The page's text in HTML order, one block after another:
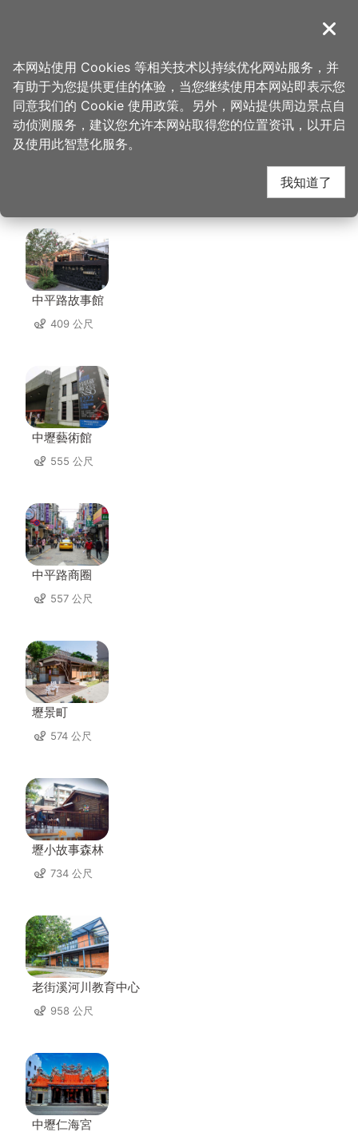
導覽
首页 > 想去的地方 > 住宿 > 长缇都会商务旅馆
长缇都会商务旅馆 周边
景点
中平路故事館
409 公尺
中壢藝術館
555 公尺
中平路商圈
557 公尺
壢景町
574 公尺
壢小故事森林
734 公尺
老街溪河川教育中心
958 公尺
中壢仁海宮
关闭
本网站使用 Cookies 等相关技术以持续优化网站服务，并
有助于为您提供更佳的体验，当您继续使用本网站即表示您
同意我们的 Cookie 使用政策。另外，网站提供周边景点自
动侦测服务，建议您允许本网站取得您的位置资讯，以开启
及使用此智慧化服务。
我知道了